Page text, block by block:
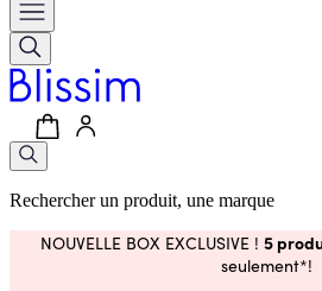
Rechercher un produit, une marque
NOUVELLE BOX EXCLUSIVE ! 5
seulement*!